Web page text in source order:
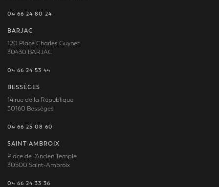
04 66 24 80 24
BARJAC
120 Place Charles Guynet
30430 BARJAC
04 66 24 53 44
BESSÈGES
14 rue de la République
30160 Bessèges
04 66 25 08 60
SAINT-AMBROIX
Place de l'Ancien Temple
30500 Saint-Ambroix
04 66 24 33 36